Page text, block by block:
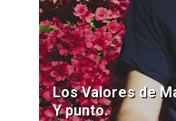
Los Valores de
Y punto.